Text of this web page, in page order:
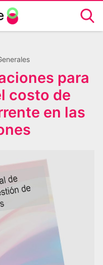
para
costo de
en las